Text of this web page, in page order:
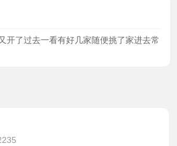
开了过去一看有好几家随便挑了家进去常